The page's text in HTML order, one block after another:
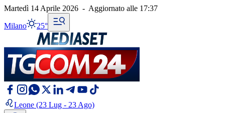
Martedì 14 Aprile 2026 - Aggiornato alle 17:37
Milano 25°
Leone (23 Lug - 23 Ago)